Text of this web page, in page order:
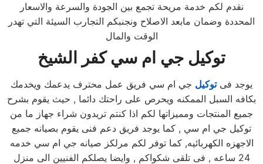
نقدم لكم خدمة مريحة تجمع بين الجودة والسرعة والاسعار
المحددة وضمان مابعد الاصلاح ونجنبكم التجارب السيئة التي تهدر
الوقت والمال
توكيل جي ام سي كفر الشيخ
يوجد فىتوكيل جي ام سي فريق عمل محترف يدعمك ويخدمك
بكافه السبل الممكنه ويحرص على راحتك دائما , حيث يقوم بشرح
جميع المنتجات ومميزاتها لكم اذا كنتم تريدون شراء جهاز ما من
توكيل جي ام سي , كما يوجد فريق دعم فنى يقوم بصيانه جميع
الاجهزه الكهربائيه, كما توفر لكم مرلكز صيانه جي ام سي خدمه
24 ساعه , فى تلقى شكواكم , وايضا يصلكم الفنيين الى منزل